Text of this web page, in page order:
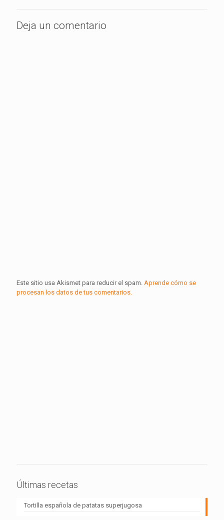
Deja un comentario
Este sitio usa Akismet para reducir el spam. Aprende cómo se
procesan los datos de tus comentarios.
Últimas recetas
Tortilla española de patatas superjugosa